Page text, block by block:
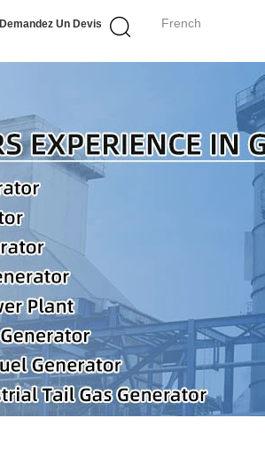
French
Demandez Un Devis